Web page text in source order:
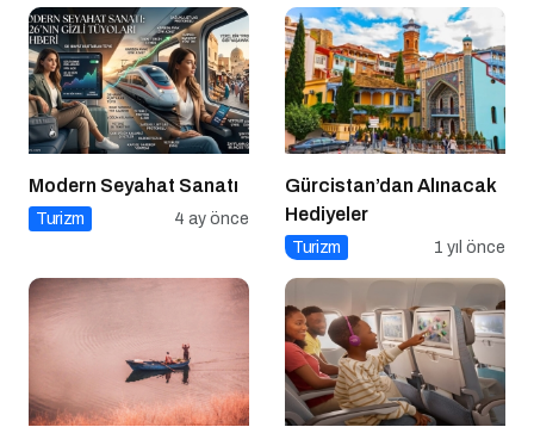
Modern Seyahat Sanatı
Turizm 4 ay önce
Gürcistan’dan Alınacak
Hediyeler
Turizm 1 yıl önce